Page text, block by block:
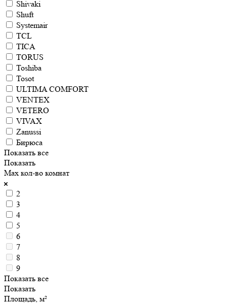
Shivaki
Shuft
Systemair
TCL
TICA
TORUS
Toshiba
Tosot
ULTIMA COMFORT
VENTEX
VETERO
VIVAX
Zanussi
Бирюса
Показать все
Показать
Max кол-во комнат
2
3
4
5
6
7
8
9
Показать все
Показать
Площадь, м²